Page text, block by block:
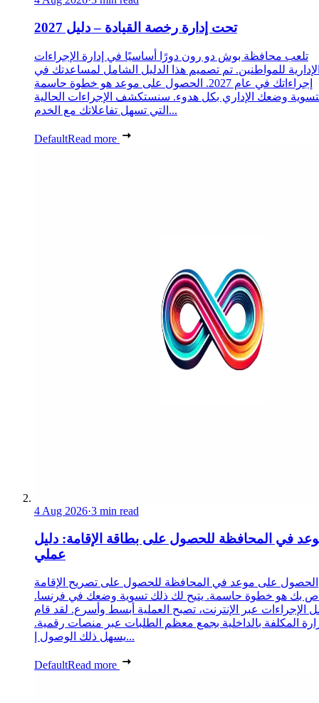
تحت إدارة رخصة القيادة – دليل 2027
تلعب محافظة بوش دو رون دورًا أساسيًا في إدارة الإجراءات
للمواطنين. تم تصميم هذا الدليل الشامل لمساعدتك في
إجراءاتك في عام 2027. الحصول على موعد هو خطوة حاسمة
وضعك الإداري بكل هدوء. سنستكشف الإجراءات الحالية
التي تسهل تفاعلاتك مع الخدم...
DefaultRead more
4 Aug 2026·3 min read
في المحافظة للحصول على بطاقة الإقامة: دليل
عملي
الحصول على موعد في المحافظة للحصول على تصريح الإقامة
بك هو خطوة حاسمة. يتيح لك ذلك تسوية وضعك في فرنسا.
الإجراءات عبر الإنترنت، تصبح العملية أبسط وأسرع. لقد قام
المكلفة بالداخلية بجمع معظم الطلبات عبر منصات رقمية.
يسهل ذلك الوصول إ...
DefaultRead more